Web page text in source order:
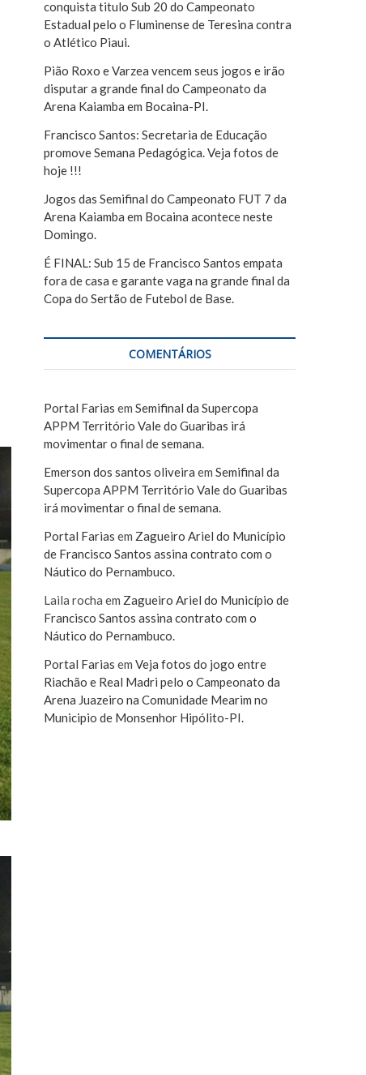
conquista titulo Sub 20 do Campeonato
Estadual pelo o Fluminense de Teresina contra
o Atlético Piaui.
Pião Roxo e Varzea vencem seus jogos e irão
disputar a grande final do Campeonato da
Arena Kaiamba em Bocaina-PI.
Francisco Santos: Secretaria de Educação
promove Semana Pedagógica. Veja fotos de
hoje !!!
Jogos das Semifinal do Campeonato FUT 7 da
Arena Kaiamba em Bocaina acontece neste
Domingo.
É FINAL: Sub 15 de Francisco Santos empata
fora de casa e garante vaga na grande final da
Copa do Sertão de Futebol de Base.
COMENTÁRIOS
Portal Farias em Semifinal da Supercopa
APPM Território Vale do Guaribas irá
movimentar o final de semana.
Emerson dos santos oliveira em Semifinal da
Supercopa APPM Território Vale do Guaribas
irá movimentar o final de semana.
Portal Farias em Zagueiro Ariel do Município
de Francisco Santos assina contrato com o
Náutico do Pernambuco.
Laila rocha em Zagueiro Ariel do Município de
Francisco Santos assina contrato com o
Náutico do Pernambuco.
Portal Farias em Veja fotos do jogo entre
Riachão e Real Madri pelo o Campeonato da
Arena Juazeiro na Comunidade Mearim no
Municipio de Monsenhor Hipólito-PI.